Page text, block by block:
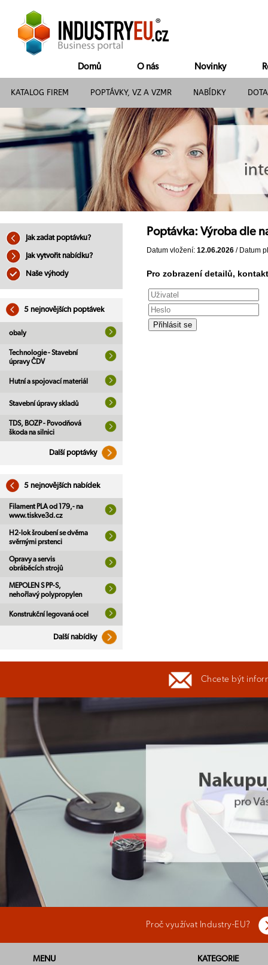
Domů O nás Novinky
KATALOG FIREM POPTÁVKY, VZ A VZMR NABÍDKY
Jak zadat poptávku?
Jak vytvořit nabídku?
Naše výhody
5 nejnovějších poptávek
obaly
Technologie - Stavební
úpravy ČDV
Hutní a spojovací materiál
Stavební úpravy skladů
TDS, BOZP - Povodňová
škoda na silnici
Další poptávky
5 nejnovějších nabídek
Filament PLA od 179,- na
www.tiskve3d.cz
H2-lok šroubení se dvěma
svěrnými prstenci
Opravy a servis
obráběcích strojů
MEPOLEN S PP-S,
nehořlavý polypropylen
Konstrukční legovaná ocel
Další nabídky
Poptávka: Výroba dle
Datum vložení: 12.06.2026 / Datum
Pro zobrazení detailů,
Chcete být
Proč využívat Industry-EU?
MENU
KATEGORIE